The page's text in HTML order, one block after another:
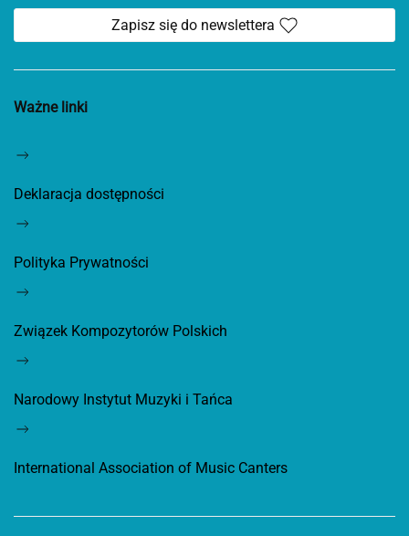
Zapisz się do newslettera
Ważne linki
Deklaracja dostępności
Polityka Prywatności
Związek Kompozytorów Polskich
Narodowy Instytut Muzyki i Tańca
International Association of Music Canters